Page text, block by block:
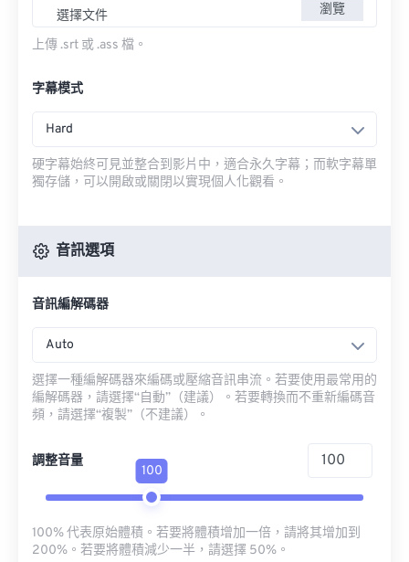
選擇文件 瀏覽
上傳 .srt 或 .ass 檔。
字幕模式
Hard
硬字幕始終可見並整合到影片中，適合永久字幕；而軟字幕單
獨存儲，可以開啟或關閉以實現個人化觀看。
音訊選項
音訊編解碼器
Auto
選擇一種編解碼器來編碼或壓縮音訊串流。若要使用最常用的
編解碼器，請選擇“自動”（建議）。若要轉換而不重新編碼音
頻，請選擇“複製”（不建議）。
調整音量
100
100% 代表原始體積。若要將體積增加一倍，請將其增加到
200%。若要將體積減少一半，請選擇 50%。